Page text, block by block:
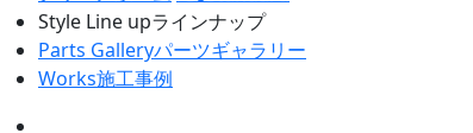
Style Line upラインナップ
Parts Galleryパーツギャラリー
Works施工事例